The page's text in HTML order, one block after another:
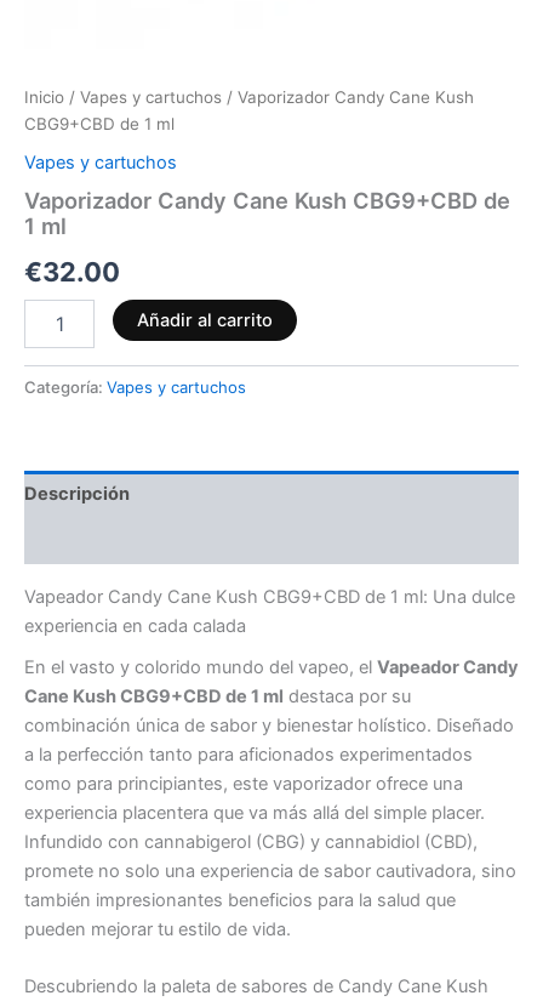
Inicio / Vapes y cartuchos / Vaporizador Candy Cane Kush
CBG9+CBD de 1 ml
Vapes y cartuchos
Vaporizador Candy Cane Kush CBG9+CBD de
1 ml
€32.00
Añadir al carrito
Categoría: Vapes y cartuchos
Descripción
Vapeador Candy Cane Kush CBG9+CBD de 1 ml: Una dulce
experiencia en cada calada
En el vasto y colorido mundo del vapeo, el Vapeador Candy
Cane Kush CBG9+CBD de 1 ml destaca por su
combinación única de sabor y bienestar holístico. Diseñado
a la perfección tanto para aficionados experimentados
como para principiantes, este vaporizador ofrece una
experiencia placentera que va más allá del simple placer.
Infundido con cannabigerol (CBG) y cannabidiol (CBD),
promete no solo una experiencia de sabor cautivadora, sino
también impresionantes beneficios para la salud que
pueden mejorar tu estilo de vida.
Descubriendo la paleta de sabores de Candy Cane Kush